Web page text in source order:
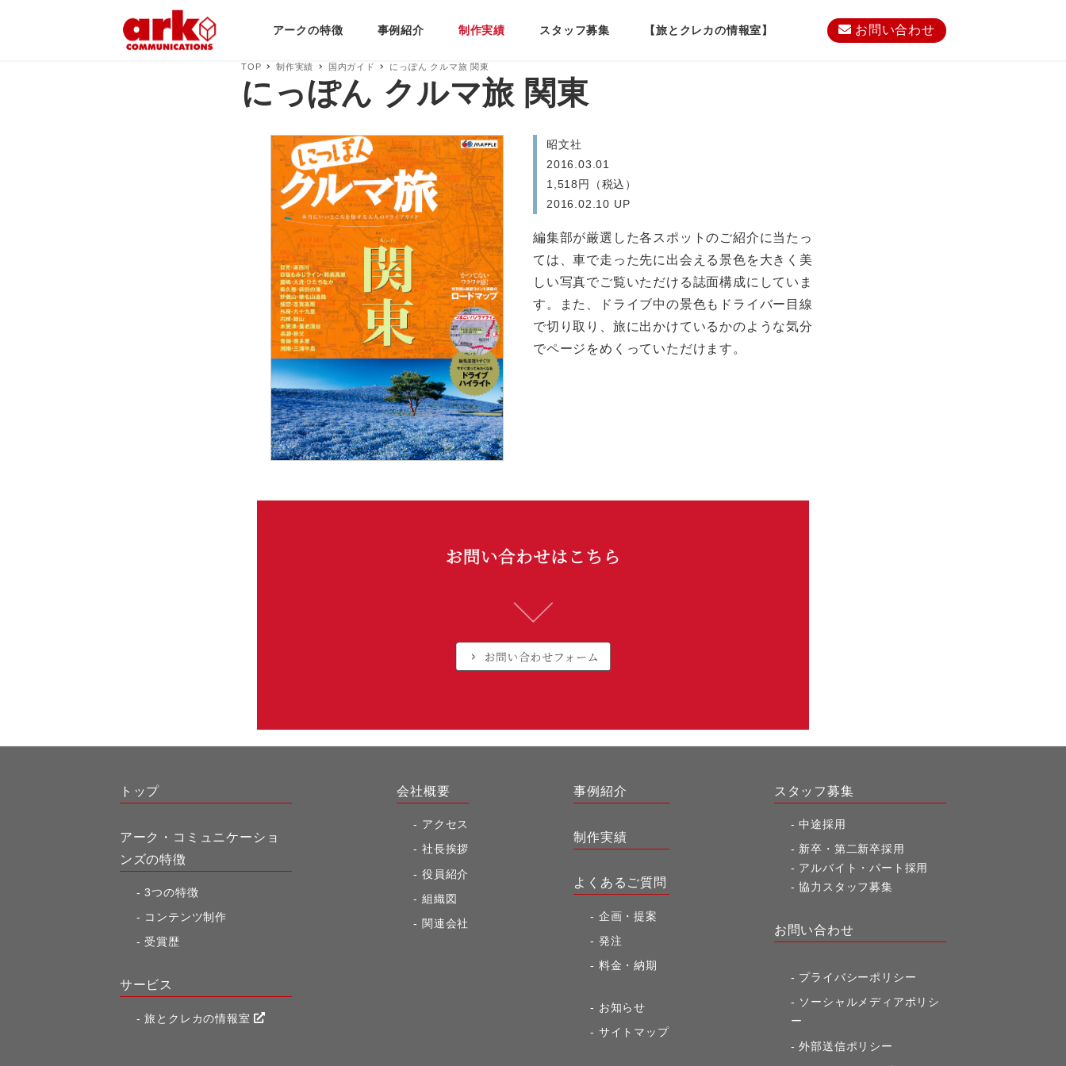
アークの特徴 事例紹介 制作実績 スタッフ募集 【旅とクレカの情報室】 お問い合わせ
TOP 制作実績 国内ガイド にっぽん クルマ旅 関東
にっぽん クルマ旅 関東
昭文社
2016.03.01
1,518円（税込）
2016.02.10 UP
編集部が厳選した各スポットのご紹介に当たっ
ては、車で走った先に出会える景色を大きく美
しい写真でご覧いただける誌面構成にしていま
す。また、ドライブ中の景色もドライバー目線
で切り取り、旅に出かけているかのような気分
でページをめくっていただけます。
トップ
アーク・コミュニケーショ
ンズの特徴
3つの特徴
コンテンツ制作
受賞歴
サービス
旅とクレカの情報室
会社概要
アクセス
社長挨拶
役員紹介
組織図
関連会社
事例紹介
制作実績
よくあるご質問
企画・提案
発注
料金・納期
お知らせ
サイトマップ
スタッフ募集
中途採用
新卒・第二新卒採用
アルバイト・パート採用
協力スタッフ募集
お問い合わせ
プライバシーポリシー
ソーシャルメディアポリシ
ー
外部送信ポリシー